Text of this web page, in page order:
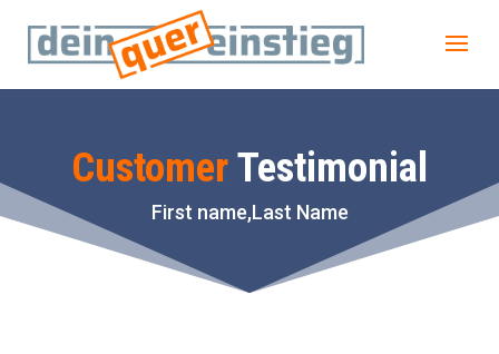
CustomerTestimonial
First name,Last Name